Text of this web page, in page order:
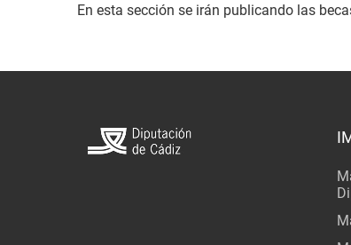
En esta sección se irán publicando las